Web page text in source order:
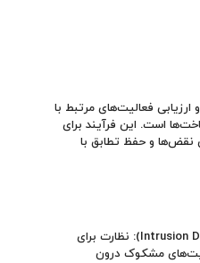
فعالیت‌های مرتبط با
است. این فرآیند برای
نقض‌ها و حفظ تطابق با
شناسایی نفوذ (Intrusion Detection): نظارت برای
مشکوک درون